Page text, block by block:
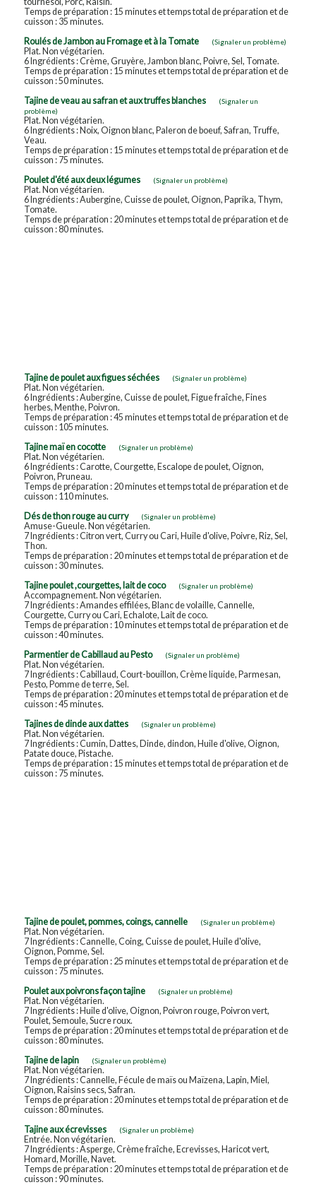
Temps de préparation : 15 minutes et temps total de préparation et de
cuisson : 35 minutes.
Roulés de Jambon au Fromage et à la Tomate
(Signaler un problème)
Plat. Non végétarien.
6 Ingrédients : Crème, Gruyère, Jambon blanc, Poivre, Sel, Tomate.
Temps de préparation : 15 minutes et temps total de préparation et de
cuisson : 50 minutes.
Tajine de veau au safran et aux truffes blanches
(Signaler un
problème)
Plat. Non végétarien.
6 Ingrédients : Noix, Oignon blanc, Paleron de boeuf, Safran, Truffe,
Veau.
Temps de préparation : 15 minutes et temps total de préparation et de
cuisson : 75 minutes.
Poulet d'été aux deux légumes
(Signaler un problème)
Plat. Non végétarien.
6 Ingrédients : Aubergine, Cuisse de poulet, Oignon, Paprika, Thym,
Tomate.
Temps de préparation : 20 minutes et temps total de préparation et de
cuisson : 80 minutes.
Tajine de poulet aux figues séchées (Signaler un problème)
Plat. Non végétarien.
6 Ingrédients : Aubergine, Cuisse de poulet, Figue fraîche, Fines
herbes, Menthe, Poivron.
Temps de préparation : 45 minutes et temps total de préparation et de
cuisson : 105 minutes.
Tajine maï en cocotte
(Signaler un problème)
Plat. Non végétarien.
6 Ingrédients : Carotte, Courgette, Escalope de poulet, Oignon,
Poivron, Pruneau.
Temps de préparation : 20 minutes et temps total de préparation et de
cuisson : 110 minutes.
Dés de thon rouge au curry
(Signaler un problème)
Amuse-Gueule. Non végétarien.
7 Ingrédients : Citron vert, Curry ou Cari, Huile d'olive, Poivre, Riz, Sel,
Thon.
Temps de préparation : 20 minutes et temps total de préparation et de
cuisson : 30 minutes.
Tajine poulet ,courgettes, lait de coco
(Signaler un problème)
Accompagnement. Non végétarien.
7 Ingrédients : Amandes effilées, Blanc de volaille, Cannelle,
Courgette, Curry ou Cari, Echalote, Lait de coco.
Temps de préparation : 10 minutes et temps total de préparation et de
cuisson : 40 minutes.
Parmentier de Cabillaud au Pesto
(Signaler un problème)
Plat. Non végétarien.
7 Ingrédients : Cabillaud, Court-bouillon, Crème liquide, Parmesan,
Pesto, Pomme de terre, Sel.
Temps de préparation : 20 minutes et temps total de préparation et de
cuisson : 45 minutes.
Tajines de dinde aux dattes
(Signaler un problème)
Plat. Non végétarien.
7 Ingrédients : Cumin, Dattes, Dinde, dindon, Huile d'olive, Oignon,
Patate douce, Pistache.
Temps de préparation : 15 minutes et temps total de préparation et de
cuisson : 75 minutes.
Tajine de poulet, pommes, coings, cannelle (Signaler un problème)
Plat. Non végétarien.
7 Ingrédients : Cannelle, Coing, Cuisse de poulet, Huile d'olive,
Oignon, Pomme, Sel.
Temps de préparation : 25 minutes et temps total de préparation et de
cuisson : 75 minutes.
Poulet aux poivrons façon tajine
(Signaler un problème)
Plat. Non végétarien.
7 Ingrédients : Huile d'olive, Oignon, Poivron rouge, Poivron vert,
Poulet, Semoule, Sucre roux.
Temps de préparation : 20 minutes et temps total de préparation et de
cuisson : 80 minutes.
Tajine de lapin
(Signaler un problème)
Plat. Non végétarien.
7 Ingrédients : Cannelle, Fécule de maïs ou Maïzena, Lapin, Miel,
Oignon, Raisins secs, Safran.
Temps de préparation : 20 minutes et temps total de préparation et de
cuisson : 80 minutes.
Tajine aux écrevisses
(Signaler un problème)
Entrée. Non végétarien.
7 Ingrédients : Asperge, Crème fraîche, Ecrevisses, Haricot vert,
Homard, Morille, Navet.
Temps de préparation : 20 minutes et temps total de préparation et de
cuisson : 90 minutes.